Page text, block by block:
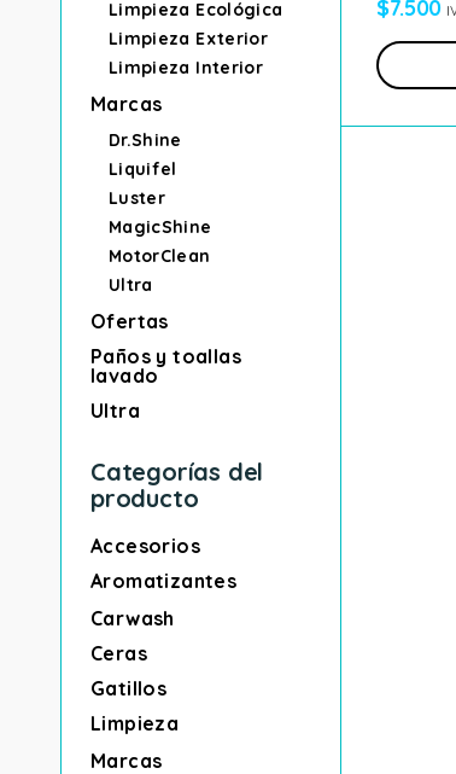
Limpieza Ecológica
Limpieza Exterior
Limpieza Interior
Marcas
Dr.Shine
Liquifel
Luster
MagicShine
MotorClean
Ultra
Ofertas
Paños y toallas
lavado
Ultra
Categorías del
producto
Accesorios
Aromatizantes
Carwash
Ceras
Gatillos
Limpieza
Marcas
$7.500